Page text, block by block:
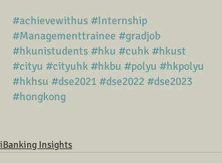
#achievewithus #Internship
#Managementtrainee #gradjob
#hkunistudents #hku #cuhk #hkust
#cityu #cityuhk #hkbu #polyu #hkpolyu
#hkhsu #dse2021 #dse2022 #dse2023
#hongkong
iBanking Insights